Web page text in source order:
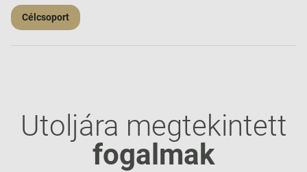
Célcsoport
Utoljára megtekintett
fogalmak